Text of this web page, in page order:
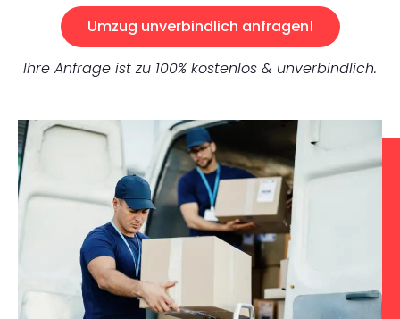
Umzug unverbindlich anfragen!
Ihre Anfrage ist zu 100% kostenlos & unverbindlich.